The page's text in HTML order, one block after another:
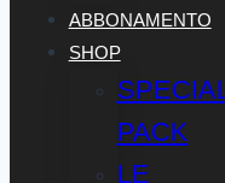
ABBONAMENTO
SHOP
PACK
LE